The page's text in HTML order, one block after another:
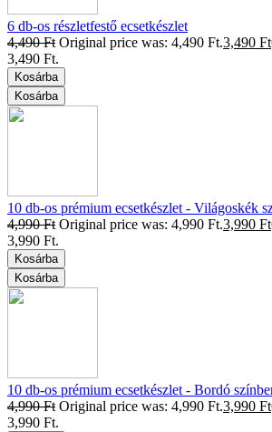
6 db-os részletfestő ecsetkészlet
4,490Ft Original price was: 4,490 Ft.3,490 Ft
3,490 Ft.
Kosárba
Kosárba
10 db-os prémium ecsetkészlet - Világoskék
4,990Ft Original price was: 4,990 Ft.3,990 Ft
3,990 Ft.
Kosárba
Kosárba
10 db-os prémium ecsetkészlet - Bordó
4,990Ft Original price was: 4,990 Ft.3,990 Ft
3,990 Ft.